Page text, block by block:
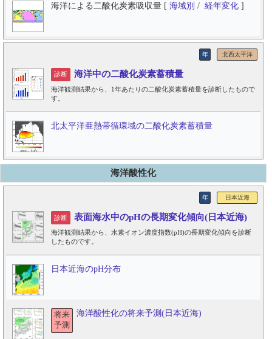
海洋による二酸化炭素吸収量 [ 海域別 / 経年変化]
北西太平洋
年
診断 海洋中の二酸化炭素蓄積量
海洋観測結果から、1年あたりの二酸化炭素蓄積量を診断したもので
す。
北太平洋亜熱帯循環域の二酸化炭素蓄積量
海洋酸性化
日本近海
年
診断 表面海水中のpHの長期変化傾向(日本近海)
海洋観測結果から、水素イオン濃度指数(pH)の長期変化傾向を診断
したものです。
日本近海のpH分布
将来
予測
海洋酸性化の将来予測(日本近海)